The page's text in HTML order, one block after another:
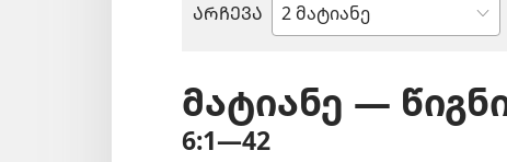
ᲐᲠᲩᲔᲕᲐ
ბიბლიის
მატიანე —
6:1—42